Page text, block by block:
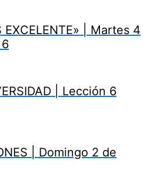
| Martes 4
| Lección 6
| Domingo 2 de